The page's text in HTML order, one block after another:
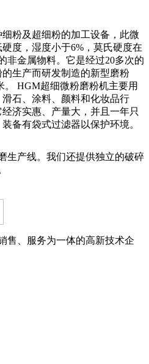
粉及超细粉的加工设备，此微
度，湿度小于6%，莫氏硬度在
非金属物料。它是经过20多次的
生产而研发制造的新型磨粉
。 HGM超细微粉磨粉机主要用
石、涂料、颜料和化妆品行
济实惠、产量大，并且一年只
备有袋式过滤器以保护环境。
生产线。我们还提供独立的破碎
售、服务为一体的高新技术企